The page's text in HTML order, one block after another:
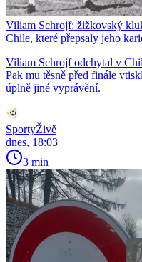
Viliam Schrojf: žižkovský
Chile, které přepsaly jeho
Viliam Schrojf odchytal v
Pak mu těsně před finále
úplně jiné vyprávění.
SportyŽivě
dnes, 18:03
3 min